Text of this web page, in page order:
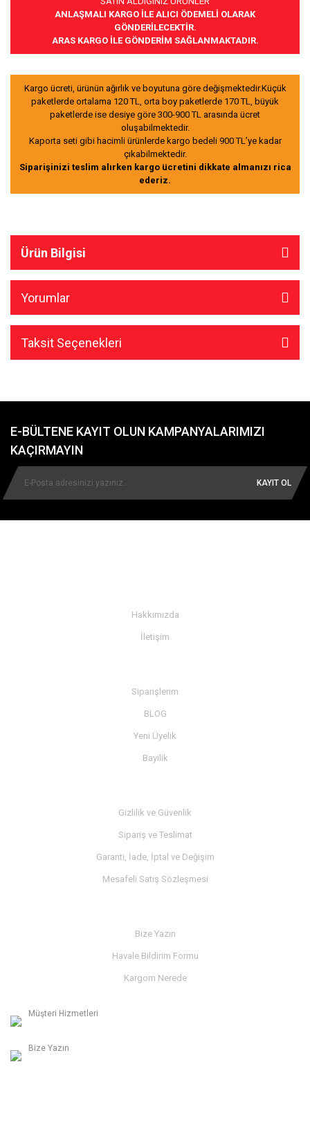
ANLAŞMALI KARGO İLE ALICI ÖDEMELİ OLARAK
GÖNDERİLECEKTİR.
ARAS KARGO İLE GÖNDERİM SAĞLANMAKTADIR.
Kargo ücreti, ürünün ağırlık ve boyutuna göre değişmektedir.Küçük
paketlerde ortalama 120 TL, orta boy paketlerde 170 TL, büyük
paketlerde ise desiye göre 300-900 TL arasında ücret
oluşabilmektedir.
Kaporta seti gibi hacimli ürünlerde kargo bedeli 900 TL’ye kadar
çıkabilmektedir.
Siparişinizi teslim alırken kargo ücretini dikkate almanızı rica
ederiz.
Ürün Bilgisi
Yorumlar
Taksit Seçenekleri
E-BÜLTENE KAYIT OLUN KAMPANYALARIMIZI
KAÇIRMAYIN
KAYIT OL
Hakkımızda
İletişim
Siparişlerim
BLOG
Yeni Üyelik
Bayilik
Gizlilik ve Güvenlik
Sipariş ve Teslimat
Garanti, İade, İptal ve Değişim
Mesafeli Satış Sözleşmesi
Bize Yazın
Havale Bildirim Formu
Kargom Nerede
Müşteri Hizmetleri
Bize Yazın